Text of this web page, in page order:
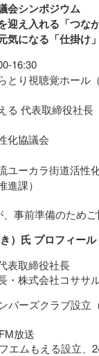
会シンポジウム
え入れる「つな
気になる「仕掛け
16:30
とり視聴覚ホール
る 代表取締役社
化協議会
ユーカラ街道活性
課）
事前準備のためご
）氏 プロフィール
表取締役社長
・株式会社コササ
ーズクラブ設立
放送
ムもえる設立、